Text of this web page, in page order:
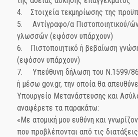
4. Στοιχεία τεκμηρίωσης της
5. Αντίγραφο/α Πιστοποιητικού/
γλωσσών (εφόσον υπάρχουν)
6. Πιστοποιητικό ή βεβαίωση
(εφόσον υπάρχουν)
7. Υπεύθυνη δήλωση του Ν.1599/
ή μέσω gov.gr, την οποία θα
Υπουργείο Μετανάστευσης και
αναφέρετε τα παρακάτω:
«Με ατομική μου ευθύνη και
που προβλέπονται από τις